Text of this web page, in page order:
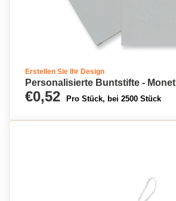
Erstellen Sie Ihr Design
Personalisierte Buntstifte - Monet
€0,52 Pro Stück, bei 2500 Stück